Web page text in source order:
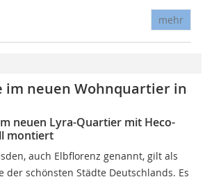
mehr
im neuen Wohnquartier in
neuen Lyra-Quartier mit Heco-
montiert
auch Elbflorenz genannt, gilt als
der schönsten Städte Deutschlands. Es